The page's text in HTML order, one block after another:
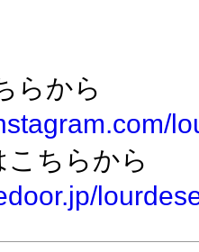
らから
ちらから